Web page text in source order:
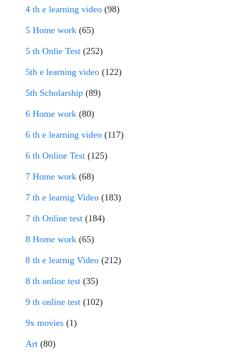
4 th e learning video (98)
5 Home work (65)
5 th Onlie Test (252)
5th e learning video (122)
5th Scholarship (89)
6 Home work (80)
6 th e learning video (117)
6 th Online Test (125)
7 Home work (68)
7 th e learnig Video (183)
7 th Online test (184)
8 Home work (65)
8 th e learnig Video (212)
8 th online test (35)
9 th online test (102)
9x movies (1)
Art (80)